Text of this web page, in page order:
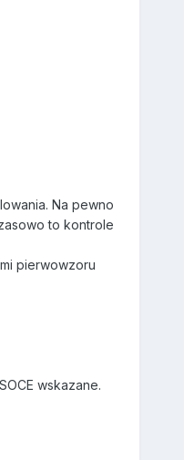
Na pewno
to kontrole
pierwowzoru
wskazane.